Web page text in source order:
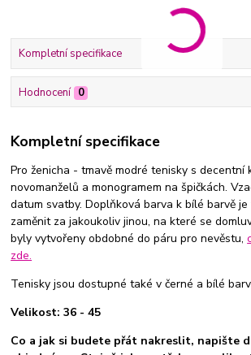
Kompletní specifikace
Hodnocení 0
Kompletní specifikace
Pro ženicha - tmavě modré tenisky s decentní
novomanželů a monogramem na špičkách.
datum svatby. Doplňková barva k bílé barvě je
zaměnit za jakoukoliv jinou, na které se
byly vytvořeny obdobné do páru pro nevěstu,
zde.
Tenisky jsou dostupné také v černé a bílé
Velikost: 36 - 45
Co a jak si budete přát nakreslit, napište